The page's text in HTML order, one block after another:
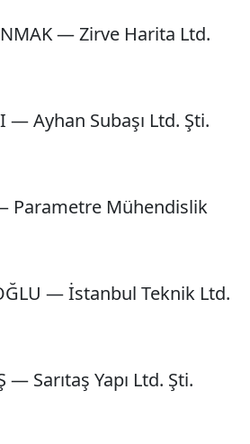
— Zirve Harita Ltd.
— Ayhan Subaşı Ltd. Şti.
Parametre Mühendislik
— İstanbul Teknik Ltd.
— Sarıtaş Yapı Ltd. Şti.